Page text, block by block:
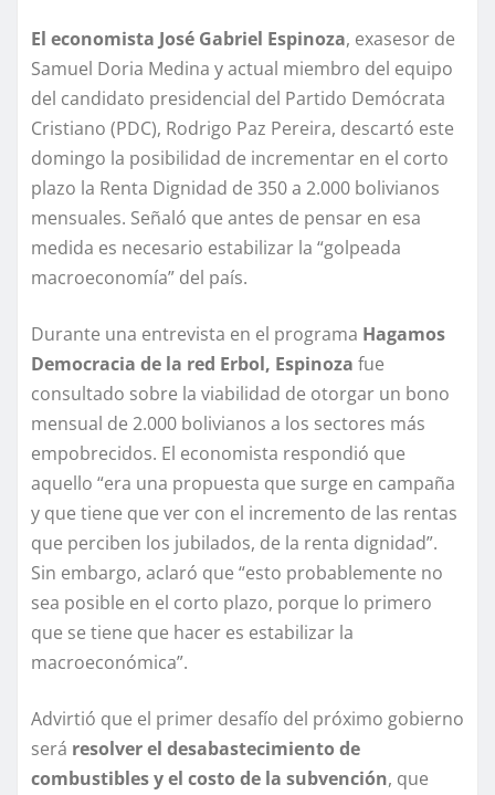
El economista José Gabriel Espinoza, exasesor de
Samuel Doria Medina y actual miembro del equipo
del candidato presidencial del Partido Demócrata
Cristiano (PDC), Rodrigo Paz Pereira, descartó este
domingo la posibilidad de incrementar en el corto
plazo la Renta Dignidad de 350 a 2.000 bolivianos
mensuales. Señaló que antes de pensar en esa
medida es necesario estabilizar la “golpeada
macroeconomía” del país.
Durante una entrevista en el programa Hagamos
Democracia de la red Erbol, Espinoza fue
consultado sobre la viabilidad de otorgar un bono
mensual de 2.000 bolivianos a los sectores más
empobrecidos. El economista respondió que
aquello “era una propuesta que surge en campaña
y que tiene que ver con el incremento de las rentas
que perciben los jubilados, de la renta dignidad”.
Sin embargo, aclaró que “esto probablemente no
sea posible en el corto plazo, porque lo primero
que se tiene que hacer es estabilizar la
macroeconómica”.
Advirtió que el primer desafío del próximo gobierno
será resolver el desabastecimiento de
combustibles y el costo de la subvención, que